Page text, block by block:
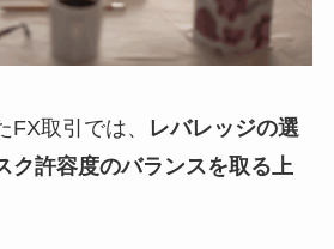
取引では、
レバレッジの選
ク許容度のバランスを取る上